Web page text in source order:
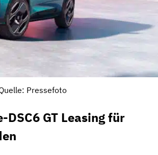
Pressefoto
GT Leasing für